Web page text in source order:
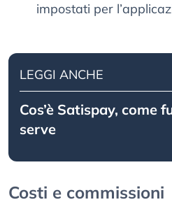
impostati per
LEGGI ANCHE
Cos’è Satispay, come
serve
Costi e commissioni